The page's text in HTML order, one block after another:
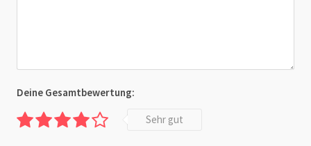
Deine Gesamtbewertung:
Sehr gut